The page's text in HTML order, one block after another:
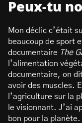
Peux-tu
Mon déclic c’était
beaucoup de sport
documentaire The
l’alimentation
documentaire, on
avoir des muscles.
l’agriculture sur la
le visionnant. J’ai
bon pour la